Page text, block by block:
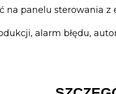
na panelu sterowania
alarm błędu,